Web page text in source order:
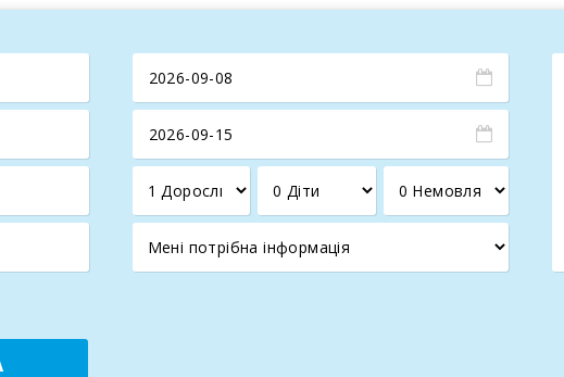
Це тихе рибальське містечко, відмінне місце для тих, хто шукає
веде до маяка. Він височить над бухтою і є гордістю міста.
знаходиться поблизу міста Порто Колом.
на нерухомість, почалися будівництва нових готелів і
і стане його бранцем.
бухта - С′Аренал (S′Arenal). Є бухти на які можна тільки
Розділений умовно на дві частини - стара частина,